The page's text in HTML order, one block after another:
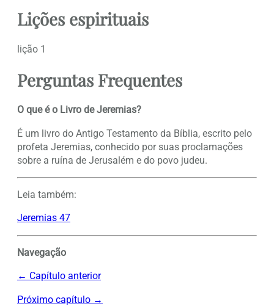
Lições espirituais
lição 1
Perguntas Frequentes
O que é o Livro de Jeremias?
É um livro do Antigo Testamento da Bíblia, escrito pelo
profeta Jeremias, conhecido por suas proclamações
sobre a ruína de Jerusalém e do povo judeu.
Leia também:
Jeremias 47
Navegação
← Capítulo anterior
Próximo capítulo →